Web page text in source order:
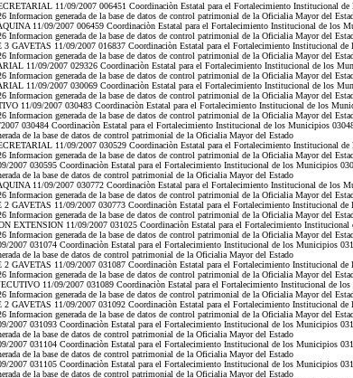
11/09/2007 006451 Coordinaciòn Estatal para el Fortalecimiento Institucional
Informacion generada de la base de datos de control patrimonial de la Oficialia Mayor del
11/09/2007 006459 Coordinaciòn Estatal para el Fortalecimiento Institucional de los
Informacion generada de la base de datos de control patrimonial de la Oficialia Mayor del
GAVETAS 11/09/2007 016837 Coordinaciòn Estatal para el Fortalecimiento Institucional
Informacion generada de la base de datos de control patrimonial de la Oficialia Mayor del
11/09/2007 029326 Coordinaciòn Estatal para el Fortalecimiento Institucional de los
Informacion generada de la base de datos de control patrimonial de la Oficialia Mayor del
11/09/2007 030069 Coordinaciòn Estatal para el Fortalecimiento Institucional de los
Informacion generada de la base de datos de control patrimonial de la Oficialia Mayor del
11/09/2007 030483 Coordinaciòn Estatal para el Fortalecimiento Institucional de los
Informacion generada de la base de datos de control patrimonial de la Oficialia Mayor del
030484 Coordinaciòn Estatal para el Fortalecimiento Institucional de los Municipios
de la base de datos de control patrimonial de la Oficialia Mayor del Estado
11/09/2007 030529 Coordinaciòn Estatal para el Fortalecimiento Institucional
Informacion generada de la base de datos de control patrimonial de la Oficialia Mayor del
2007 030595 Coordinaciòn Estatal para el Fortalecimiento Institucional de los Municipios
de la base de datos de control patrimonial de la Oficialia Mayor del Estado
11/09/2007 030772 Coordinaciòn Estatal para el Fortalecimiento Institucional de los
Informacion generada de la base de datos de control patrimonial de la Oficialia Mayor del
GAVETAS 11/09/2007 030773 Coordinaciòn Estatal para el Fortalecimiento Institucional
Informacion generada de la base de datos de control patrimonial de la Oficialia Mayor del
EXTENSION 11/09/2007 031025 Coordinaciòn Estatal para el Fortalecimiento
Informacion generada de la base de datos de control patrimonial de la Oficialia Mayor del
2007 031074 Coordinaciòn Estatal para el Fortalecimiento Institucional de los Municipios
de la base de datos de control patrimonial de la Oficialia Mayor del Estado
GAVETAS 11/09/2007 031087 Coordinaciòn Estatal para el Fortalecimiento Institucional
Informacion generada de la base de datos de control patrimonial de la Oficialia Mayor del
11/09/2007 031089 Coordinaciòn Estatal para el Fortalecimiento Institucional de
Informacion generada de la base de datos de control patrimonial de la Oficialia Mayor del
GAVETAS 11/09/2007 031092 Coordinaciòn Estatal para el Fortalecimiento Institucional
Informacion generada de la base de datos de control patrimonial de la Oficialia Mayor del
2007 031093 Coordinaciòn Estatal para el Fortalecimiento Institucional de los Municipios
de la base de datos de control patrimonial de la Oficialia Mayor del Estado
2007 031104 Coordinaciòn Estatal para el Fortalecimiento Institucional de los Municipios
de la base de datos de control patrimonial de la Oficialia Mayor del Estado
2007 031105 Coordinaciòn Estatal para el Fortalecimiento Institucional de los Municipios
de la base de datos de control patrimonial de la Oficialia Mayor del Estado